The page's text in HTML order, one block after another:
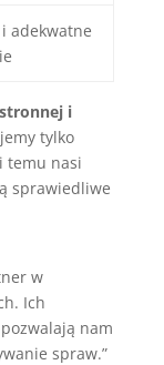
adekwatne
i
tylko
temu nasi
sprawiedliwe
w
Ich
nam
spraw.”